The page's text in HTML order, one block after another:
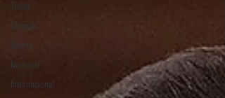
Todas
Chiapas
Sports
Nacional
Internacional